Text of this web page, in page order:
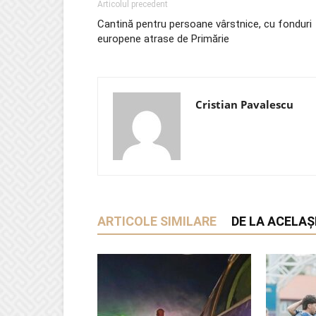
Articolul precedent
Cantină pentru persoane vârstnice, cu fonduri
europene atrase de Primărie
Cristian Pavalescu
ARTICOLE SIMILARE DE LA